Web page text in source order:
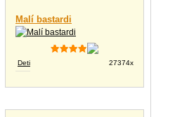
Malí bastardi
Deti 27374x